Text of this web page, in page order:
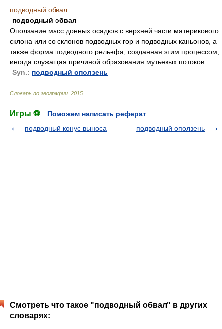
подводный обвал
подводный обвал
Оползание масс донных осадков с верхней части материкового
склона или со склонов подводных гор и подводных каньонов, а
также форма подводного рельефа, созданная этим процессом,
иногда служащая причиной образования мутьевых потоков.
Syn.: подводный оползень
Словарь по географии 2015
Игры ⚽
Поможем написать реферат
подводный конус выноса
подводный оползень
Смотреть что такое "подводный обвал" в других
словарях: